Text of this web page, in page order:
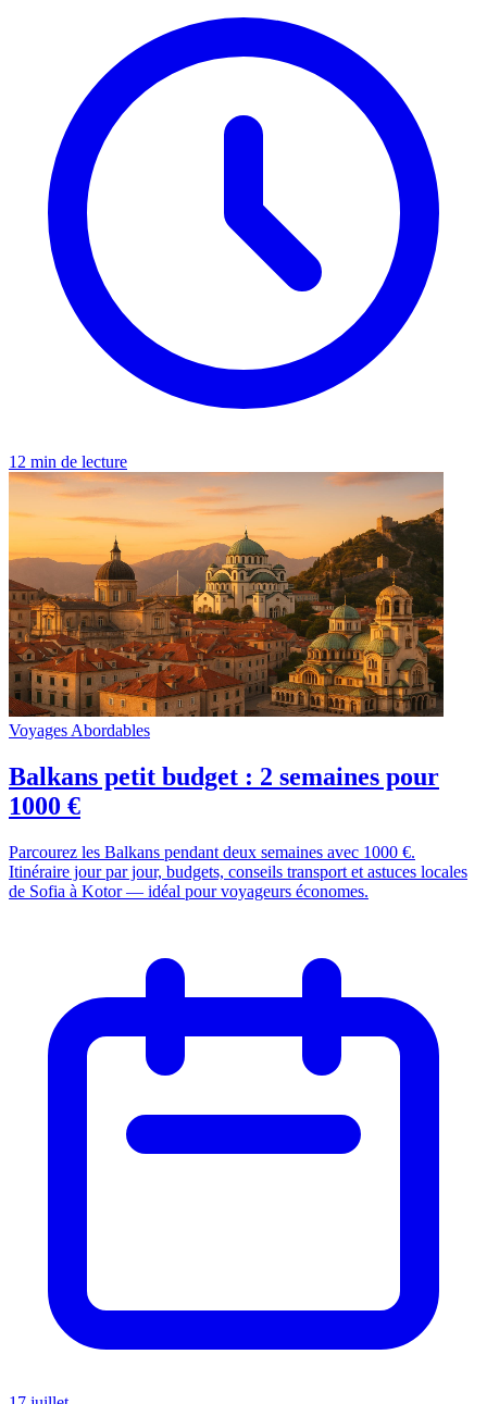
12 min de lecture
Voyages Abordables
Balkans petit budget : 2 semaines pour
1000 €
Parcourez les Balkans pendant deux semaines avec 1000 €.
Itinéraire jour par jour, budgets, conseils transport et astuces locales
de Sofia à Kotor — idéal pour voyageurs économes.